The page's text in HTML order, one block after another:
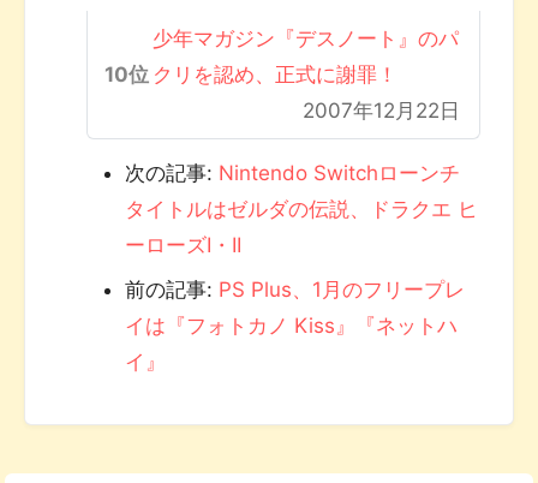
少年マガジン『デスノート』のパ
クリを認め、正式に謝罪！
2007年12月22日
次の記事: Nintendo Switchローンチ
タイトルはゼルダの伝説、ドラクエ ヒ
ーローズI・II
前の記事: PS Plus、1月のフリープレ
イは『フォトカノ Kiss』『ネットハ
イ』